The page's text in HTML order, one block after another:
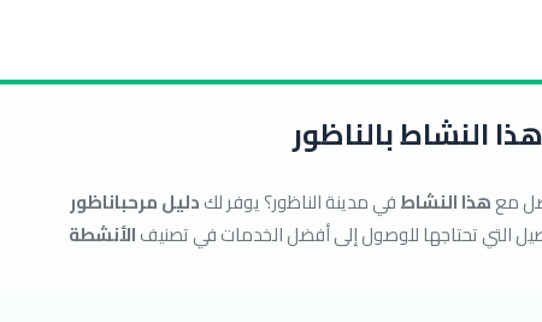
النشاط بالناظور
معهذا النشاطفي مدينة الناظور؟ يوفر لكدليل مرحباناظور
الأنشطة